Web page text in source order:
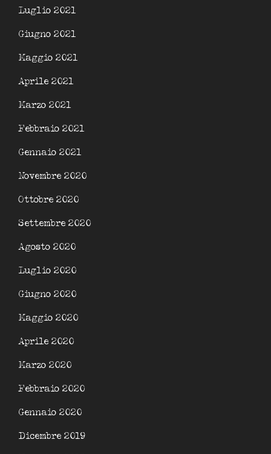
Luglio 2021
Giugno 2021
Maggio 2021
Aprile 2021
Marzo 2021
Febbraio 2021
Gennaio 2021
Novembre 2020
Ottobre 2020
Settembre 2020
Agosto 2020
Luglio 2020
Giugno 2020
Maggio 2020
Aprile 2020
Marzo 2020
Febbraio 2020
Gennaio 2020
Dicembre 2019